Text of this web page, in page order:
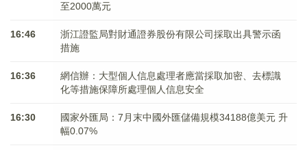
至2000萬元
16:46
浙江證監局對財通證券股份有限公司採取出具警示函
措施
16:36
網信辦：大型個人信息處理者應當採取加密、去標識
化等措施保障所處理個人信息安全
16:30
國家外匯局：7月末中國外匯儲備規模34188億美元 升
幅0.07%